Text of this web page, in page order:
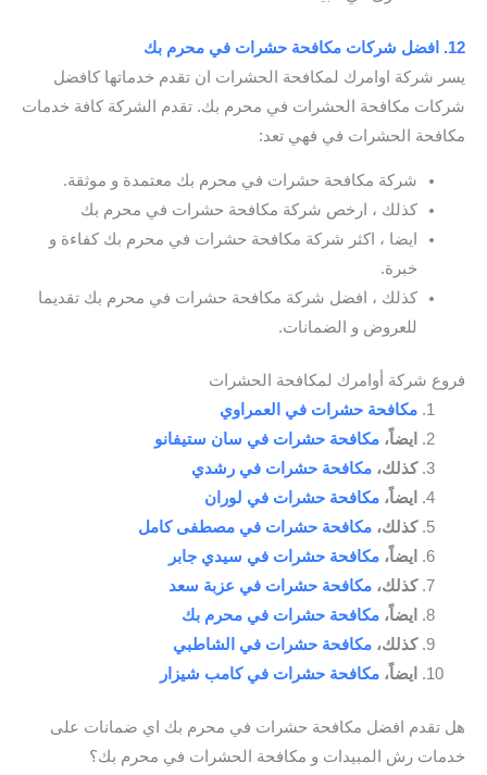
12. افضل شركات مكافحة حشرات في محرم بك
يسر شركة اوامرك لمكافحة الحشرات ان تقدم خدماتها كافضل
شركات مكافحة الحشرات في محرم بك. تقدم الشركة كافة خدمات
مكافحة الحشرات في فهي تعد:
شركة مكافحة حشرات في محرم بك معتمدة و موثقة.
كذلك ، ارخص شركة مكافحة حشرات في محرم بك
ايضا ، اكثر شركة مكافحة حشرات في محرم بك كفاءة و
خبرة.
كذلك ، افضل شركة مكافحة حشرات في محرم بك تقديما
للعروض و الضمانات.
فروع شركة أوامرك لمكافحة الحشرات
مكافحة حشرات في العمراوي
ايضاً، مكافحة حشرات في سان ستيفانو
كذلك، مكافحة حشرات في رشدي
ايضاً، مكافحة حشرات في لوران
كذلك، مكافحة حشرات في مصطفى كامل
ايضاً، مكافحة حشرات في سيدي جابر
كذلك، مكافحة حشرات في عزبة سعد
ايضاً، مكافحة حشرات في محرم بك
كذلك، مكافحة حشرات في الشاطبي
ايضاً، مكافحة حشرات في كامب شيزار
هل تقدم افضل مكافحة حشرات في محرم بك اي ضمانات على
خدمات رش المبيدات و مكافحة الحشرات في محرم بك؟